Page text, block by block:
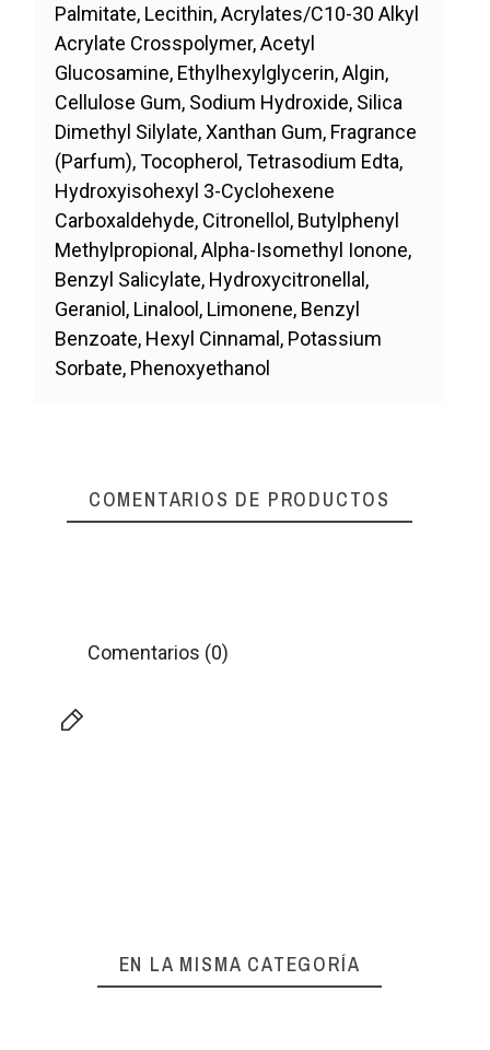
Palmitate, Lecithin, Acrylates/C10-30 Alkyl
Acrylate Crosspolymer, Acetyl
Glucosamine, Ethylhexylglycerin, Algin,
Cellulose Gum, Sodium Hydroxide, Silica
Dimethyl Silylate, Xanthan Gum, Fragrance
(Parfum), Tocopherol, Tetrasodium Edta,
Hydroxyisohexyl 3-Cyclohexene
Carboxaldehyde, Citronellol, Butylphenyl
Methylpropional, Alpha-Isomethyl Ionone,
Benzyl Salicylate, Hydroxycitronellal,
Geraniol, Linalool, Limonene, Benzyl
Benzoate, Hexyl Cinnamal, Potassium
Sorbate, Phenoxyethanol
COMENTARIOS DE PRODUCTOS
Comentarios (0)
EN LA MISMA CATEGORÍA